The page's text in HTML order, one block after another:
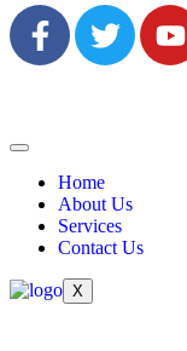
Home
About Us
Services
Contact Us
X